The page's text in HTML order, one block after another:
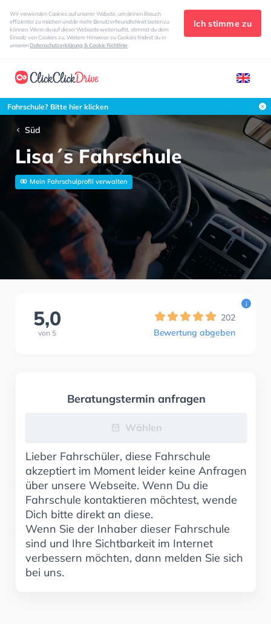
Wir verwenden Cookies auf unserer Website, um deinen Besuch
effizienter zu machen und dir mehr Benutzerfreundlichkeit bieten zu
können. Wenn du auf dieser Webseite weitersurfst, stimmst du dem
Einsatz von Cookies zu. Weitere Hinweise zu Cookies findest du in
unserenDatenschutzerklärung & Cookie Richtlinie
Ich stimme zu
Fahrschule? Bitte hier klicken
Süd
Lisa´s Fahrschule
Mein Fahrschulprofil verwalten
5,0
von 5
202
Bewertung abgeben
i
Beratungstermin anfragen
Wählen
Lieber Fahrschüler, diese Fahrschule
akzeptiert im Moment leider keine Anfragen
über unsere Webseite. Wenn Du die
Fahrschule kontaktieren möchtest, wende
Dich bitte direkt an diese.
Wenn Sie der Inhaber dieser Fahrschule
sind und Ihre Sichtbarkeit im Internet
verbessern möchten, dann melden Sie sich
bei uns.